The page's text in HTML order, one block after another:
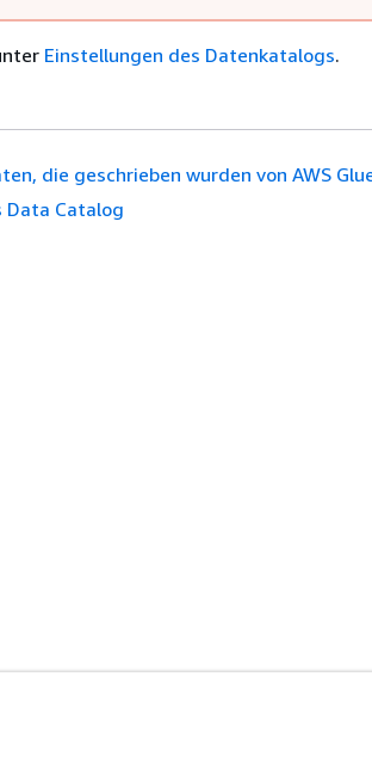
Einstellungen des Datenkatalogs.
die geschrieben wurden von AWS
Data Catalog